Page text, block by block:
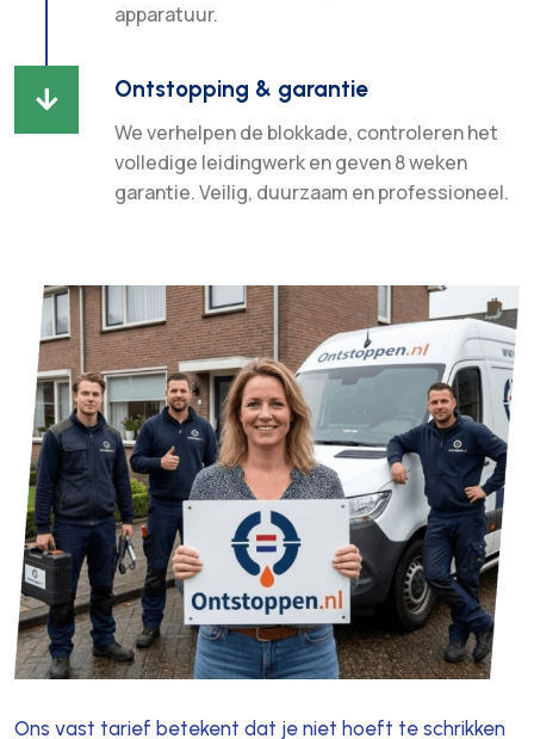
apparatuur.
 Ontstopping & garantie
We verhelpen de blokkade, controleren het
volledige leidingwerk en geven 8 weken
garantie. Veilig, duurzaam en professioneel.
Ons vast tarief betekent dat je niet hoeft te schrikken